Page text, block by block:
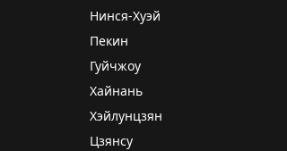
Нинся-Хуэй
Пекин
Гуйчжоу
Хайнань
Хэйлунцзян
Цзянсу